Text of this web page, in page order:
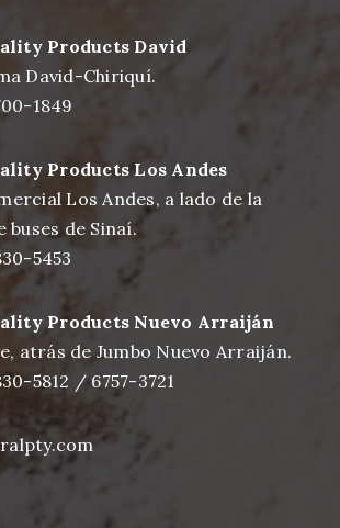
Products David
David-Chiriquí.
1849
Products Los Andes
Los Andes, a lado de la
de Sinaí.
5453
Products Nuevo Arraiján
atrás de Jumbo Nuevo Arraiján.
5812 / 6757-3721